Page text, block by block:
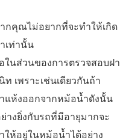
กคุณไม่อยากที่จะทำให้เกิด
เท่านั้น
นส่วนของการตรวจสอบฝา
เพราะเช่นเดียวกันถ้า
แห้งออกจากหม้อน้ำดังนั้น
างยิ่งกับรถที่มีอายุมากจะ
ให้อยู่ในหม้อน้ำได้อย่าง